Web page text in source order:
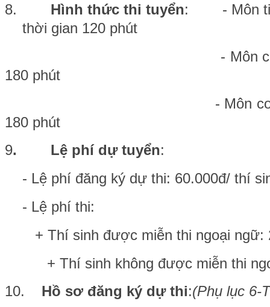
8. Hình thức thi tuyển: - Môn
thời gian 120 phút
- Môn cơ sở: Thi tự
180 phút
- Môn cơ bản: Thi tự
180 phút
9. Lệ phí dự tuyển:
- Lệ phí đăng ký dự thi: 60.000đ/ thí
- Lệ phí thi:
+ Thí sinh được miễn thi ngoại ngữ:
+ Thí sinh không được miễn thi
10. Hồ sơ đăng ký dự thi:(Phụ lục 6-